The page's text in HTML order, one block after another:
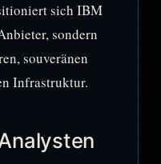
sich IBM
sondern
souveränen
Infrastruktur.